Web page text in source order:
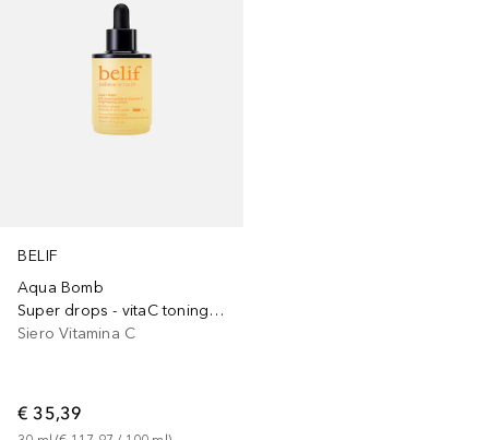
BELIF
Aqua Bomb
Super drops - vitaC toning serum
Siero Vitamina C
€ 35,39